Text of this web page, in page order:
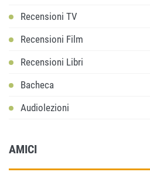
Recensioni TV
Recensioni Film
Recensioni Libri
Bacheca
Audiolezioni
AMICI